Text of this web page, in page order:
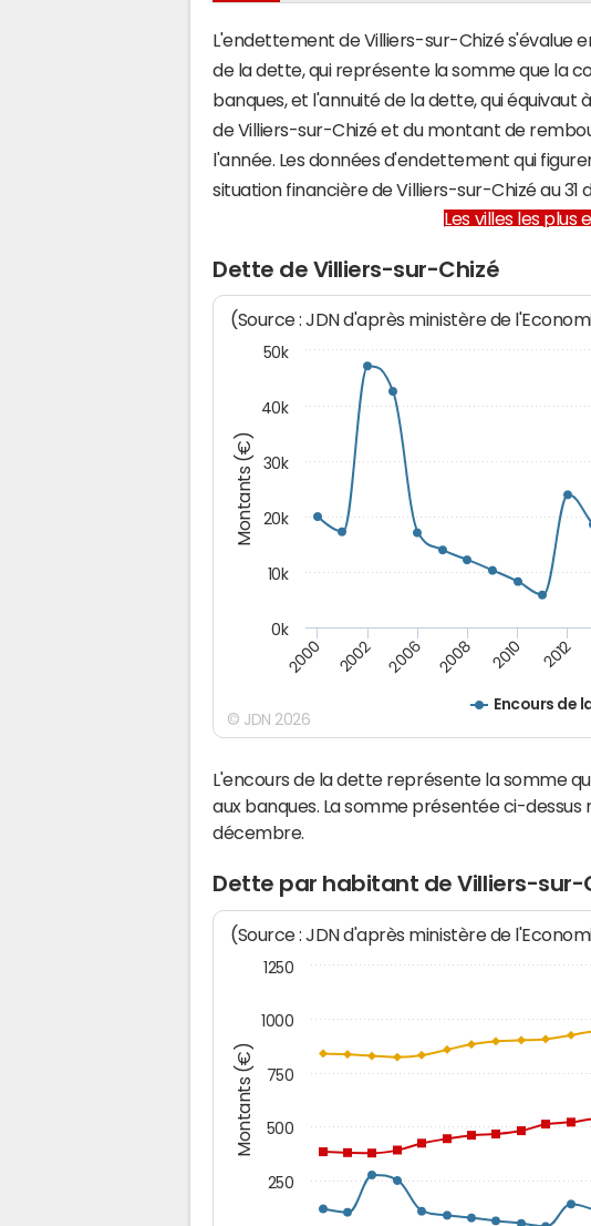
L'endettement de Villiers-sur-Chizé s'évalue
de la dette, qui représente la somme que la
banques, et l'annuité de la dette, qui
de Villiers-sur-Chizé et du montant de
l'année. Les données d'endettement qui
situation financière de Villiers-sur-Chizé au 31
Les villes les plus
Dette de Villiers-sur-Chizé
Montants (€)
(Source : JDN d'après ministère de
Encours de
2000 2002 2006 2008 2010 2012
0k
10k
20k
30k
40k
50k
© JDN 2026
L'encours de la dette représente la somme
aux banques. La somme présentée ci-dessus
décembre.
Dette par habitant de Villiers-sur-
Montants (€)
(Source : JDN d'après ministère de
250
500
750
1000
1250